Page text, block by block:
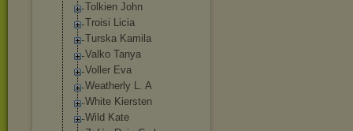
Tolkien John
Troisi Licia
Turska Kamila
Valko Tanya
Voller Eva
Weatherly L. A
White Kiersten
Wild Kate